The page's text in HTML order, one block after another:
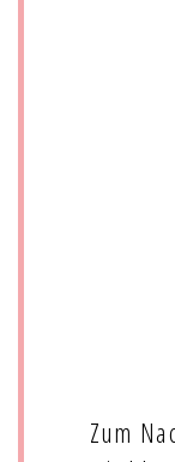
Zum